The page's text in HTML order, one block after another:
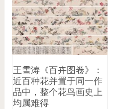
王雪涛《百卉图卷》：
近百种花并置于同一作
品中，整个花鸟画史上
均属难得